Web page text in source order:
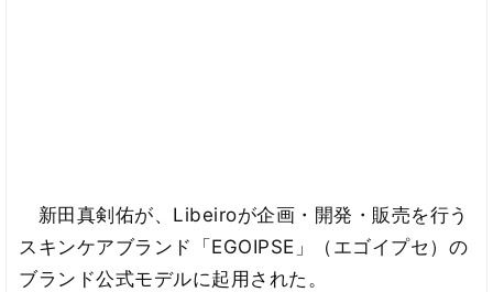
新田真剣佑が、Libeiroが企画・開発・販売を行う
スキンケアブランド「EGOIPSE」（エゴイプセ）の
ブランド公式モデルに起用された。